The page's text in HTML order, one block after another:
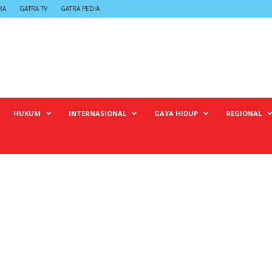
GATRA TV GATRA PEDIA
HUKUM INTERNASIONAL GAYA HIDUP REGIONAL